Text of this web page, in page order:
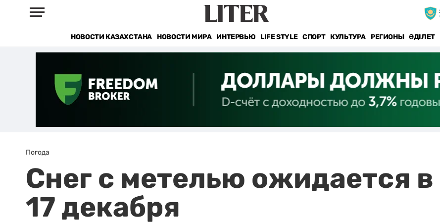
НОВОСТИ КАЗАХСТАНА НОВОСТИ МИРА ИНТЕРВЬЮ LIFE STYLE СПОРТ КУЛЬТУРА РЕГИОНЫ ӘДІЛЕТ
Погода
Снег с метелью ожидается в
17 декабря